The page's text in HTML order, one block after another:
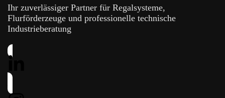
Ihr zuverlässiger Partner für Regalsysteme,
Flurförderzeuge und professionelle technische
Industrieberatung